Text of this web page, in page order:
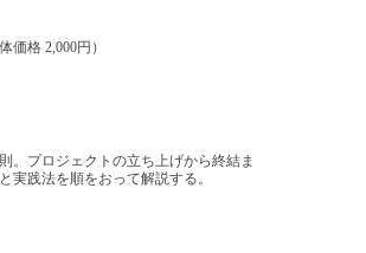
価格 2,000円）
。プロジェクトの立ち上げから終結ま
実践法を順をおって解説する。